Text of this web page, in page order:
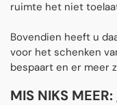
ruimte het niet
Bovendien heeft u
voor het schenken
bespaart en er meer
MIS NIKS MEER: